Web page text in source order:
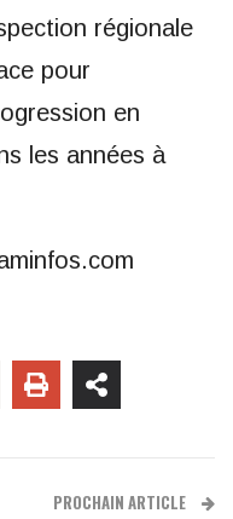
régionale
pour
en
les années à
PROCHAIN ARTICLE